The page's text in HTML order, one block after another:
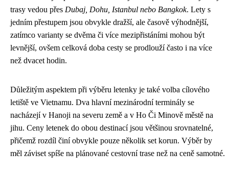
trasy vedou přes Dubaj, Dohu, Istanbul nebo Bangkok. Lety s
jedním přestupem jsou obvykle dražší, ale časově výhodnější,
zatímco varianty se dvěma či více mezipřistáními mohou být
levnější, ovšem celková doba cesty se prodlouží často i na více
než dvacet hodin.
Důležitým aspektem při výběru letenky je také volba cílového
letiště ve Vietnamu. Dva hlavní mezinárodní terminály se
nacházejí v Hanoji na severu země a v Ho Či Minově městě na
jihu. Ceny letenek do obou destinací jsou většinou srovnatelné,
přičemž rozdíl činí obvykle pouze několik set korun. Výběr by
měl záviset spíše na plánované cestovní trase než na ceně samotné.